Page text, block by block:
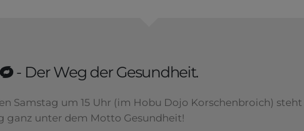
- Der Weg der Gesundheit.
Samstag um 15 Uhr (im Hobu Dojo Korschenbroich) steht
ganz unter dem Motto Gesundheit!